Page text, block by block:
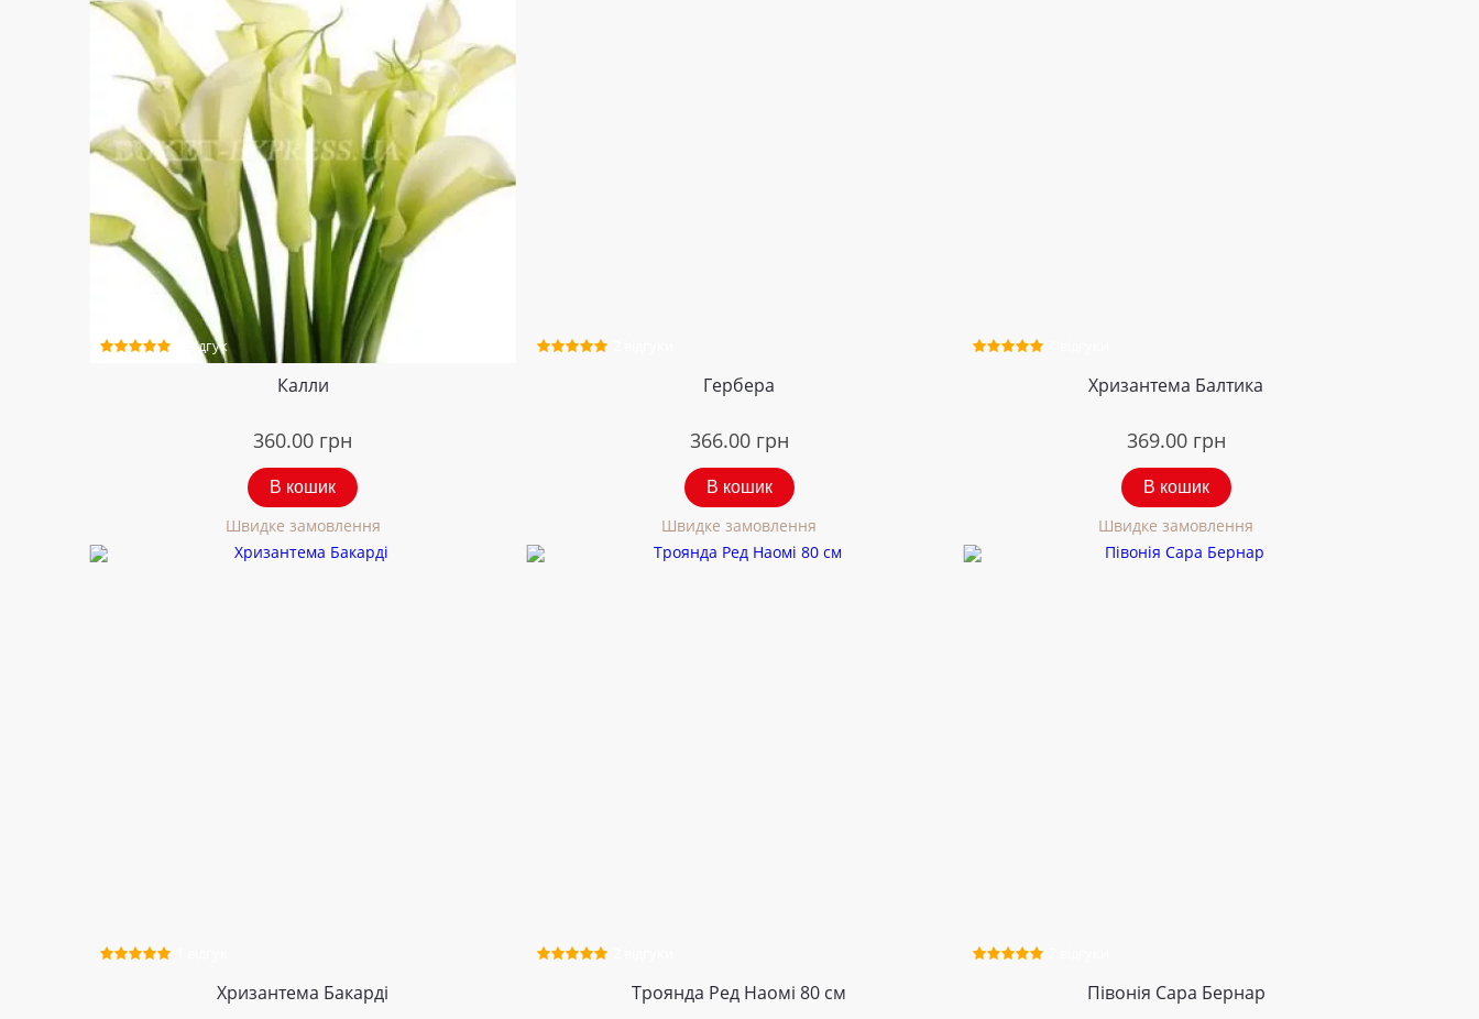
1 відгук
Калли
360.00 грн
В кошик
Швидке замовлення
Гербера
366.00 грн
В кошик
Швидке замовлення
Хризантема Балтика
369.00 грн
В кошик
Швидке замовлення
Хризантема Бакарді Троянда Ред Наомі 80 см Півонія Сара Бернар